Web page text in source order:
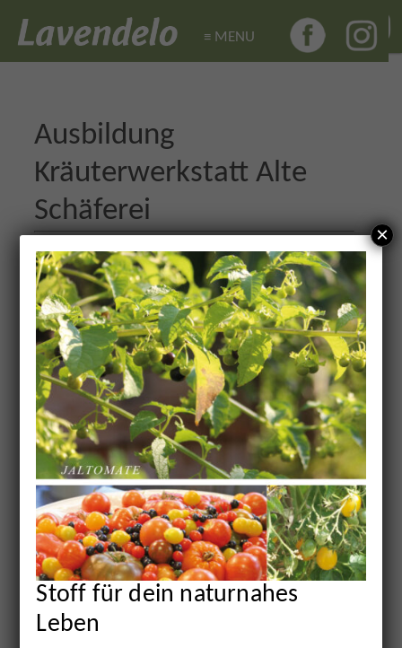
≡ MENU
≡ MENU
Ausbildung
Kräuterwerkstatt Alte
Schäferei
TERMIN DETAILS
Datum: 18. Mai 2018
Terminkategorien: Kräuter,Mit Lavendelo
AutorInnen
Beginn: 12. Mai 2018
Ort: Alte Schäferei, Schäfererweg 10,
Kleinhöhenrain, 83620 Feldkirchen-
Westerham
Mit Sonja Walter, Alte Schäferei
„Altes Kräuterwissen neu entdeckt“: 3
Wochenenden,
www.die-alte-schaeferei.de
Stoff für dein naturnahes
Leben
×